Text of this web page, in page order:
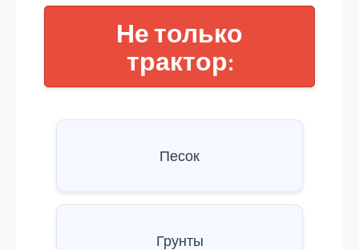
Не только
трактор:
Песок
Грунты